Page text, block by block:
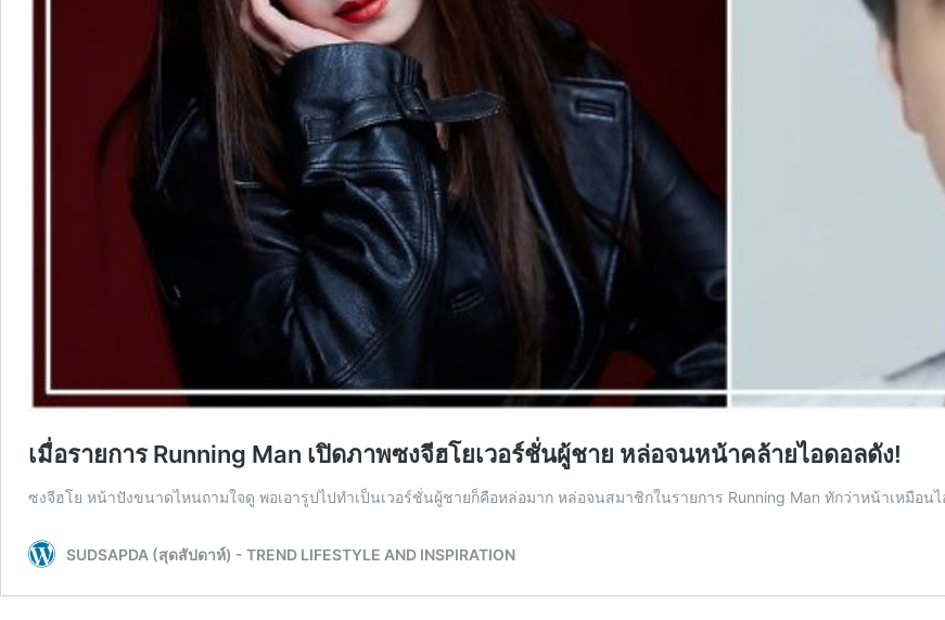
เมื่อรายการ Running Man เปิดภาพซงจีฮโยเวอร์ชั่นผู้ชาย หล่อจนหน้าคล้ายไอดอลดัง!
ซงจีฮโย หน้าปังขนาดไหนถามใจดู พอเอารูปไปทำเป็นเวอร์ชั่นผู้ชายก็คือหล่อมาก หล่อจนสมาชิกในรายการ Running Man ทักว่าหน้าเหมือน
SUDSAPDA (สุดสัปดาห์) - TREND LIFESTYLE AND INSPIRATION